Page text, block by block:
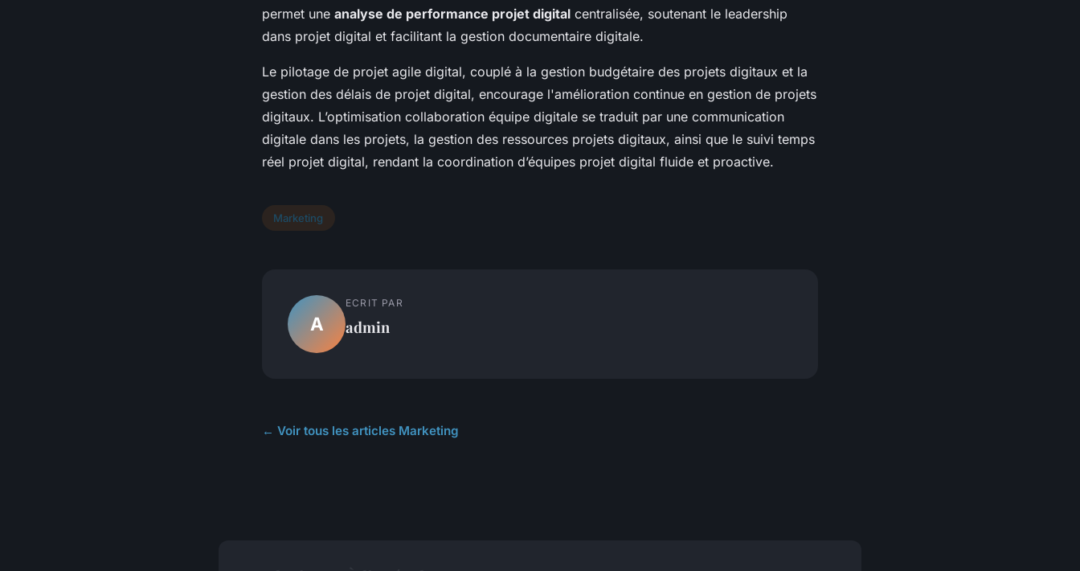
permet une analyse de performance projet digital centralisée, soutenant le leadership
dans projet digital et facilitant la gestion documentaire digitale.
Le pilotage de projet agile digital, couplé à la gestion budgétaire des projets digitaux et la
gestion des délais de projet digital, encourage l'amélioration continue en gestion de projets
digitaux. L’optimisation collaboration équipe digitale se traduit par une communication
digitale dans les projets, la gestion des ressources projets digitaux, ainsi que le suivi temps
réel projet digital, rendant la coordination d’équipes projet digital fluide et proactive.
Marketing
A
ECRIT PAR
admin
← Voir tous les articles Marketing